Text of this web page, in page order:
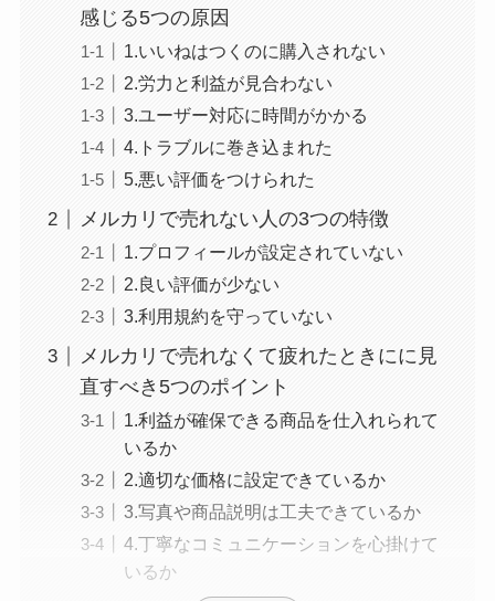
感じる5つの原因
1.いいねはつくのに購入されない
2.労力と利益が見合わない
3.ユーザー対応に時間がかかる
4.トラブルに巻き込まれた
5.悪い評価をつけられた
メルカリで売れない人の3つの特徴
1.プロフィールが設定されていない
2.良い評価が少ない
3.利用規約を守っていない
メルカリで売れなくて疲れたときにに見
直すべき5つのポイント
1.利益が確保できる商品を仕入れられて
いるか
2.適切な価格に設定できているか
3.写真や商品説明は工夫できているか
4.丁寧なコミュニケーションを心掛けて
いるか